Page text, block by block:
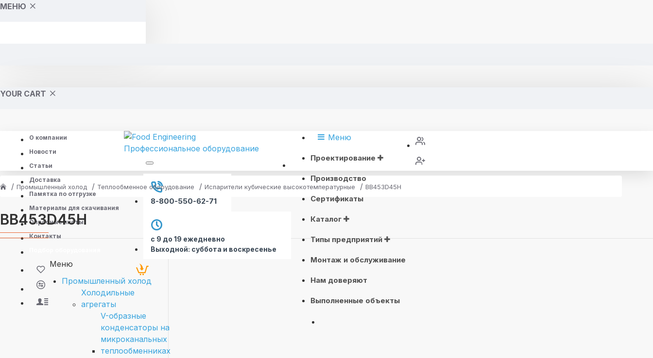
МЕНЮ
YOUR CART
О компании
Новости
Статьи
Доставка
Памятка по отгрузке
Материалы для скачивания
Опросные листы
Контакты
8-800-550-62-71
с 9 до 19 ежедневно
Выходной: суббота и воскресенье
Меню
Проектирование
Производство
Сертификаты
Каталог
Типы предприятий
Монтаж и обслуживание
Нам доверяют
Выполненные объекты
Промышленный холод Теплообменное оборудование Испарители кубические высокотемпературные BB453D45H
BB453D45H
Меню
Промышленный холод
Холодильные
агрегаты
V-образные
конденсаторы на
микроканальных
теплообменниках